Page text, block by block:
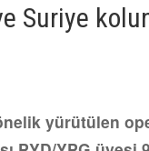
Suriye
yürütülen